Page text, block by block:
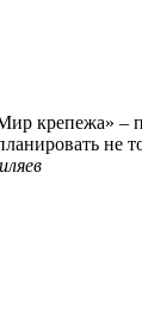
крепежа» –
не